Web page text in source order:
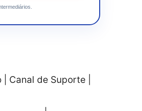
Canal de Suporte |